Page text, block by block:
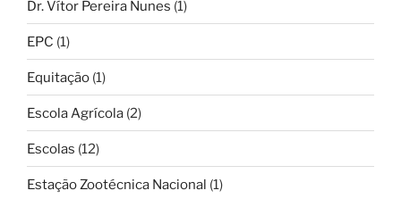
Dr. Vítor Pereira Nunes (1)
EPC (1)
Equitação (1)
Escola Agrícola (2)
Escolas (12)
Estação Zootécnica Nacional (1)